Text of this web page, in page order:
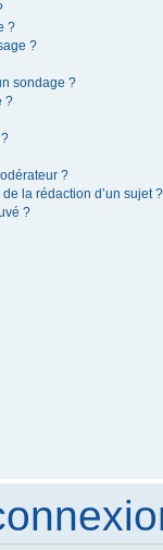
?
?
sondage ?
?
?
la rédaction d’un sujet ?
?